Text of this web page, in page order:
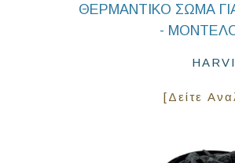
ΘΕΡΜΑΝΤΙΚΟ ΣΩΜΑ
-
[Δείτε